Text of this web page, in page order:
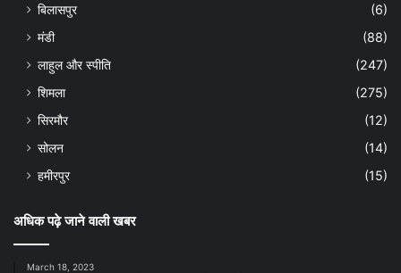
बिलासपुर
(6)
मंडी
(88)
लाहुल और स्पीति
(247)
शिमला
(275)
सिरमौर
(12)
सोलन
(14)
हमीरपुर
(15)
अधिक पढ़े जाने वाली खबर
March 18, 2023